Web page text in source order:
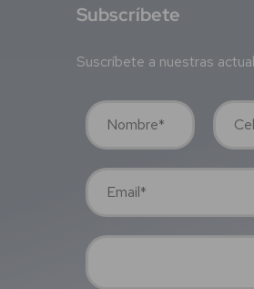
Subscríbete
Suscríbete a nuestras